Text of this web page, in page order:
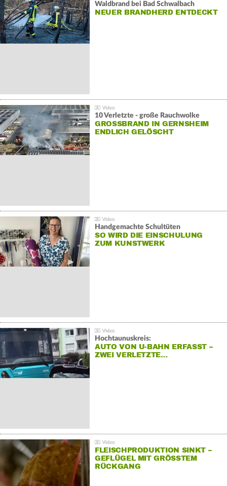
Waldbrand bei Bad Schwalbach
NEUER BRANDHERD ENTDECKT
10 Verletzte - große Rauchwolke
GROSSBRAND IN GERNSHEIM E
NDLICH GELÖSCHT
Handgemachte Schultüten
SO WIRD DIE EINSCHULUNG
ZUM KUNSTWERK
Hochtaunuskreis:
AUTO VON U-BAHN ERFASST –
ZWEI VERLETZTE…
FLEISCHPRODUKTION SINKT –
GEFLÜGEL MIT GRÖSSTEM R
ÜCKGANG